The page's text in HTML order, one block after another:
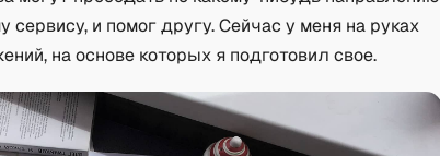
сервису, и помог другу. Сейчас у меня на руках
на основе которых я подготовил свое.